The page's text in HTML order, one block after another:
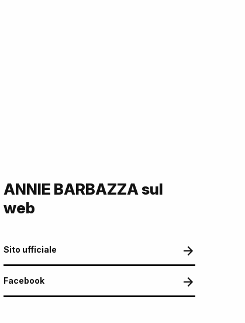
ANNIE BARBAZZA sul
web
Sito ufficiale
Facebook